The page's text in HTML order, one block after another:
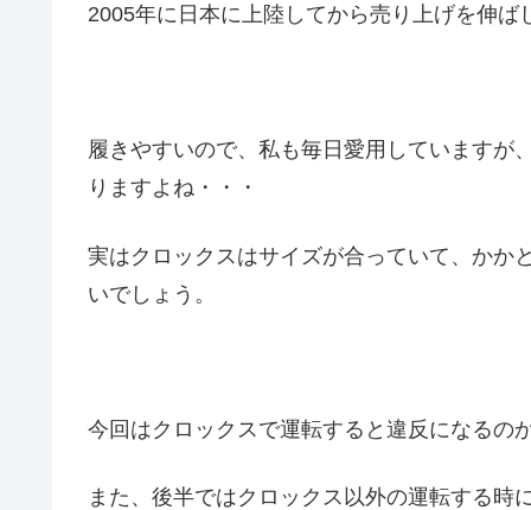
2005年に日本に上陸してから売り上げを伸ば
履きやすいので、私も毎日愛用していますが
りますよね・・・
実はクロックスはサイズが合っていて、かか
いでしょう。
今回はクロックスで運転すると違反になるの
また、後半ではクロックス以外の運転する時